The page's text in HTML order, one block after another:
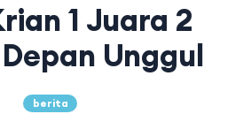
1 Juara 2
Unggul
berita